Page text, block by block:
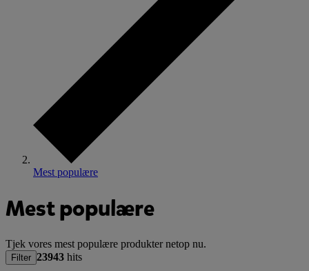
Mest populære
Mest populære
Tjek vores mest populære produkter netop nu.
Filter 23943 hits